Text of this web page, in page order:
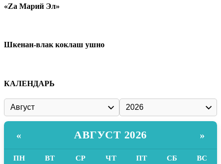
«Zа Марий Эл»
Шкенан-влак коклаш ушно
КАЛЕНДАРЬ
« АВГУСТ 2026 »
ПН ВТ СР ЧТ ПТ СБ ВС